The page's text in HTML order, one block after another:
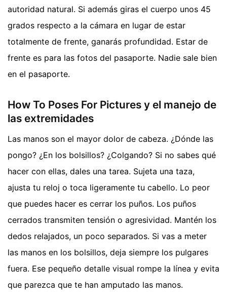
autoridad natural. Si además giras el cuerpo unos 45
grados respecto a la cámara en lugar de estar
totalmente de frente, ganarás profundidad. Estar de
frente es para las fotos del pasaporte. Nadie sale bien
en el pasaporte.
How To Poses For Pictures y el manejo de
las extremidades
Las manos son el mayor dolor de cabeza. ¿Dónde las
pongo? ¿En los bolsillos? ¿Colgando? Si no sabes qué
hacer con ellas, dales una tarea. Sujeta una taza,
ajusta tu reloj o toca ligeramente tu cabello. Lo peor
que puedes hacer es cerrar los puños. Los puños
cerrados transmiten tensión o agresividad. Mantén los
dedos relajados, un poco separados. Si vas a meter
las manos en los bolsillos, deja siempre los pulgares
fuera. Ese pequeño detalle visual rompe la línea y evita
que parezca que te han amputado las manos.